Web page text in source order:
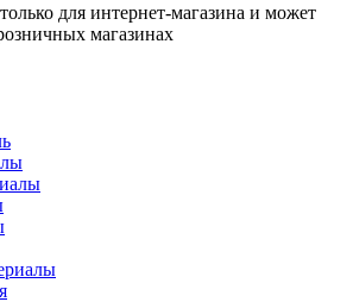
для интернет-магазина и может
магазинах